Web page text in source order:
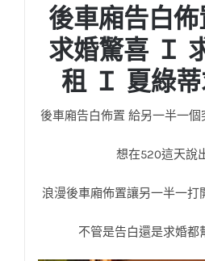
後車廂告白
求婚驚喜 Ｉ
租 Ｉ 夏綠
後車廂告白佈置 給另一半一個
想在520這天說
浪漫後車廂佈置讓另一半一打
不管是告白還是求婚都